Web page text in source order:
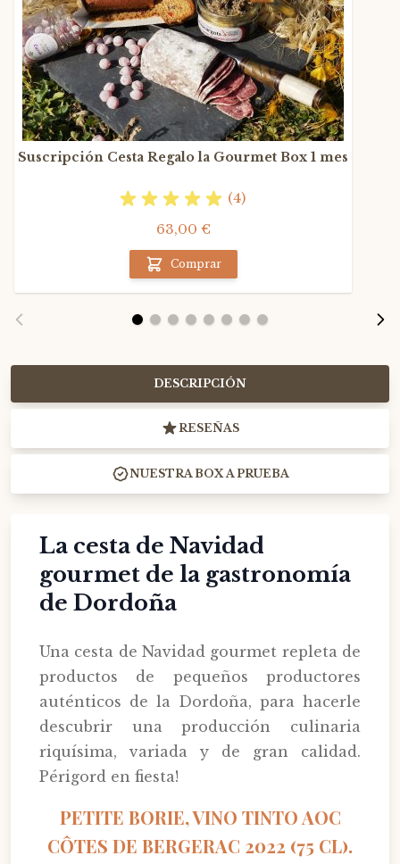
Suscripción Cesta Regalo la Gourmet Box 1 mes
(4)
63,00 €
Comprar
DESCRIPCIÓN
RESEÑAS
NUESTRA BOX A PRUEBA
La cesta de Navidad
gourmet de la gastronomía
de Dordoña
Una cesta de Navidad gourmet repleta de
productos de pequeños productores
auténticos de la Dordoña, para hacerle
descubrir una producción culinaria
riquísima, variada y de gran calidad.
Périgord en fiesta!
PETITE BORIE, VINO TINTO AOC
CÔTES DE BERGERAC 2022 (75 CL).